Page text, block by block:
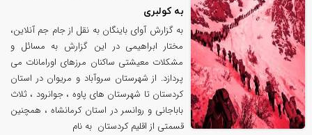
به کولبری
به گزارش آوای باینگان به نقل از جام جم آنلاین،
مختار ابراهیمی در این گزارش به مسائل و
مشکلات معیشتی ساکنان مرزهای اورامانات می
پردازد. از شهرستان سروآباد و مریوان در استان
کردستان تا شهرستان های پاوه ، جوانرود ، ثلاث
باباجانی و روانسر در استان کرمانشاه ، همچنین
قسمتی از اقلیم کردستان به نام